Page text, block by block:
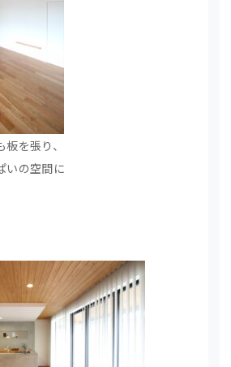
を張り、
いの空間に